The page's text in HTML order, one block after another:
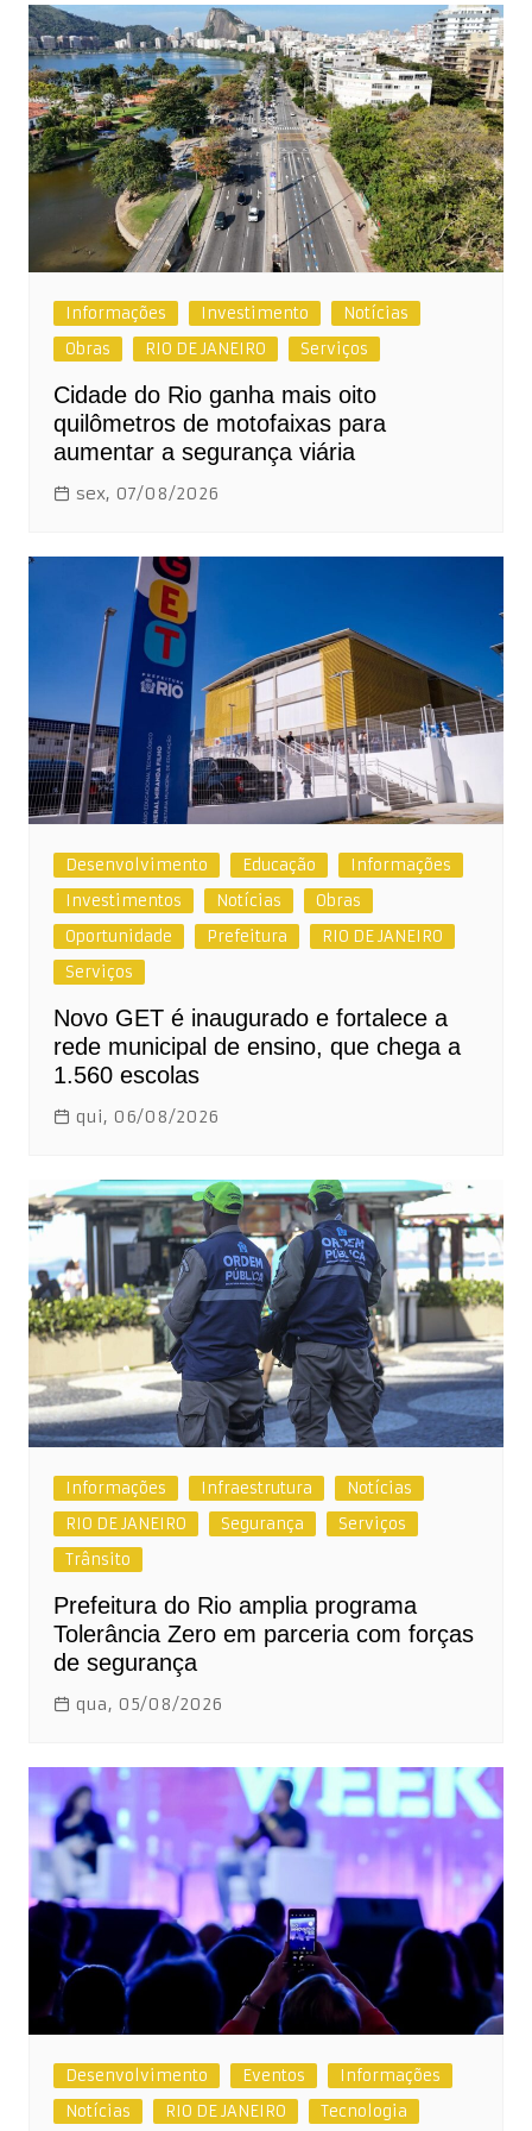
Informações Investimento
Notícias
Obras
RIO DE JANEIRO Serviços
Cidade do Rio ganha mais oito
quilômetros de motofaixas para
aumentar a segurança viária
sex, 07/08/2026
Desenvolvimento Educação
Informações
Investimentos
Notícias
Obras
Oportunidade
Prefeitura
RIO DE JANEIRO
Serviços
Novo GET é inaugurado e fortalece a
rede municipal de ensino, que chega a
1.560 escolas
qui, 06/08/2026
Informações Infraestrutura
Notícias
RIO DE JANEIRO
Segurança
Serviços
Trânsito
Prefeitura do Rio amplia programa
Tolerância Zero em parceria com forças
de segurança
qua, 05/08/2026
Desenvolvimento Eventos
Informações
Notícias
RIO DE JANEIRO Tecnologia